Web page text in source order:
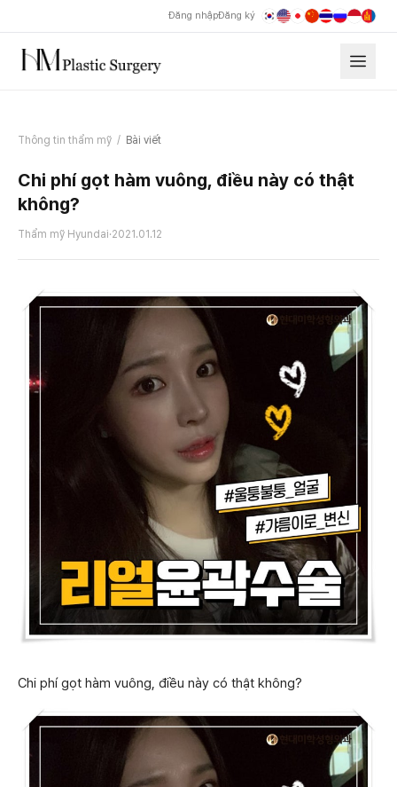
Đăng nhậpĐăng ký
Thông tin thẩm mỹ / Bài viết
Chi phí gọt hàm vuông, điều này có thật
không?
Thẩm mỹ Hyundai·2021.01.12
Chi phí gọt hàm vuông, điều này có thật không?